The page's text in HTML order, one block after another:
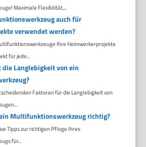
Maximale Flexibilität,...
auch für
verwendet werden?
Ihre Heimwerkerprojekte
für jede...
Langlebigkeit von ein
Faktoren für die Langlebigkeit von
Multifunktionswerkzeug richtig?
Tipps zur richtigen Pflege Ihres
für...